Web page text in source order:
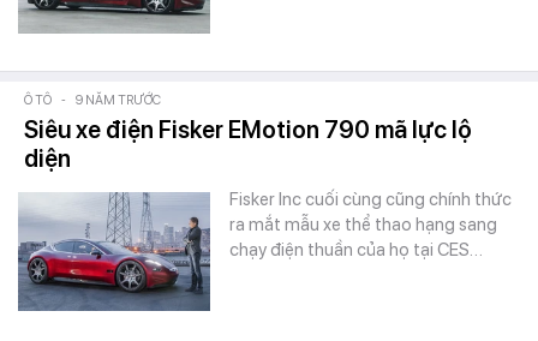
Ô TÔ - 9 NĂM TRƯỚC
Siêu xe điện Fisker EMotion 790 mã lực lộ
diện
Fisker Inc cuối cùng cũng chính thức
ra mắt mẫu xe thể thao hạng sang
chạy điện thuần của họ tại CES…